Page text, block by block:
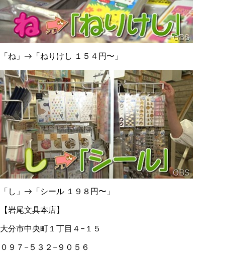
「ね」→「ねりけし １５４円〜」
「し」→「シール １９８円〜」
【岩尾文具本店】
大分市中央町１丁目４−１５
０９７−５３２−９０５６